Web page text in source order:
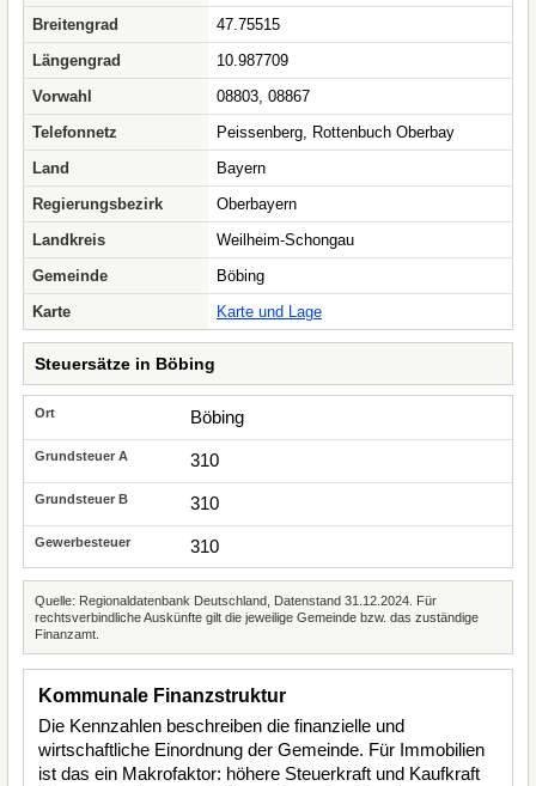
Breitengrad
47.75515
Längengrad
10.987709
Vorwahl
08803, 08867
Telefonnetz
Peissenberg, Rottenbuch Oberbay
Land
Bayern
Regierungsbezirk
Oberbayern
Landkreis
Weilheim-Schongau
Gemeinde
Böbing
Karte
Karte und Lage
Steuersätze in Böbing
Böbing
310
310
310
Quelle: Regionaldatenbank Deutschland, Datenstand 31.12.2024. Für
rechtsverbindliche Auskünfte gilt die jeweilige Gemeinde bzw. das zuständige
Finanzamt.
Kommunale Finanzstruktur
Die Kennzahlen beschreiben die finanzielle und
wirtschaftliche Einordnung der Gemeinde. Für Immobilien
ist das ein Makrofaktor: höhere Steuerkraft und Kaufkraft